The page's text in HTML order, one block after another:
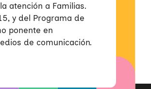
atención a Familias.
y del Programa de
ponente en
de comunicación.